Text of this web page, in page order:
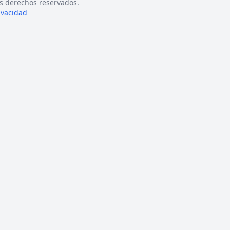
derechos reservados.